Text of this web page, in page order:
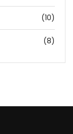
(10)
(8)